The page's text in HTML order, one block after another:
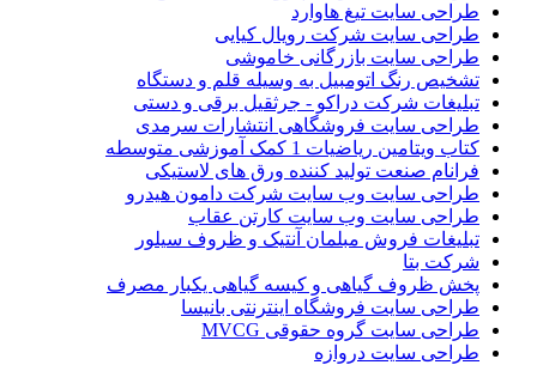
طراحی سایت تیغ هاوارد
طراحی سایت شرکت رویال کیایی
طراحی سایت بازرگانی خاموشی
تشخیص رنگ اتومبیل به وسیله قلم و دستگاه
تبلیغات شرکت دراکو - جرثقیل برقی و دستی
طراحی سایت فروشگاهی انتشارات سرمدی
کتاب ویتامین ریاضیات 1 کمک آموزشی متوسطه
فرانام صنعت تولید کننده ورق های لاستیکی
طراحی سایت وب سایت شرکت دامون هیدرو
طراحی سایت وب سایت کارتن عقاب
تبلیغات فروش مبلمان آنتیک و ظروف سیلور
شرکت بتا
پخش ظروف گیاهی و کیسه گیاهی یکبار مصرف
طراحی سایت فروشگاه اینترنتی بانیسا
طراحی سایت گروه حقوقی MVCG
طراحی سایت دروازه